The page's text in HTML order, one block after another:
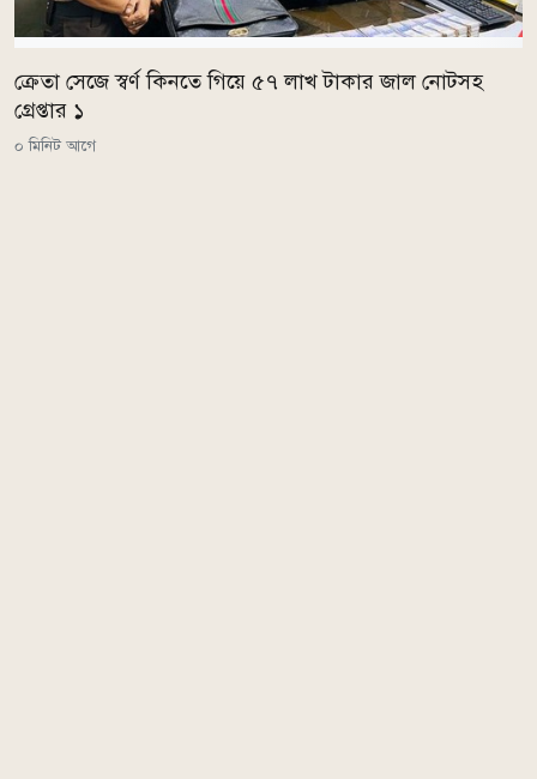
ক্রেতা সেজে স্বর্ণ কিনতে গিয়ে ৫৭ লাখ টাকার জাল নোটসহ
গ্রেপ্তার ১
০ মিনিট আগে